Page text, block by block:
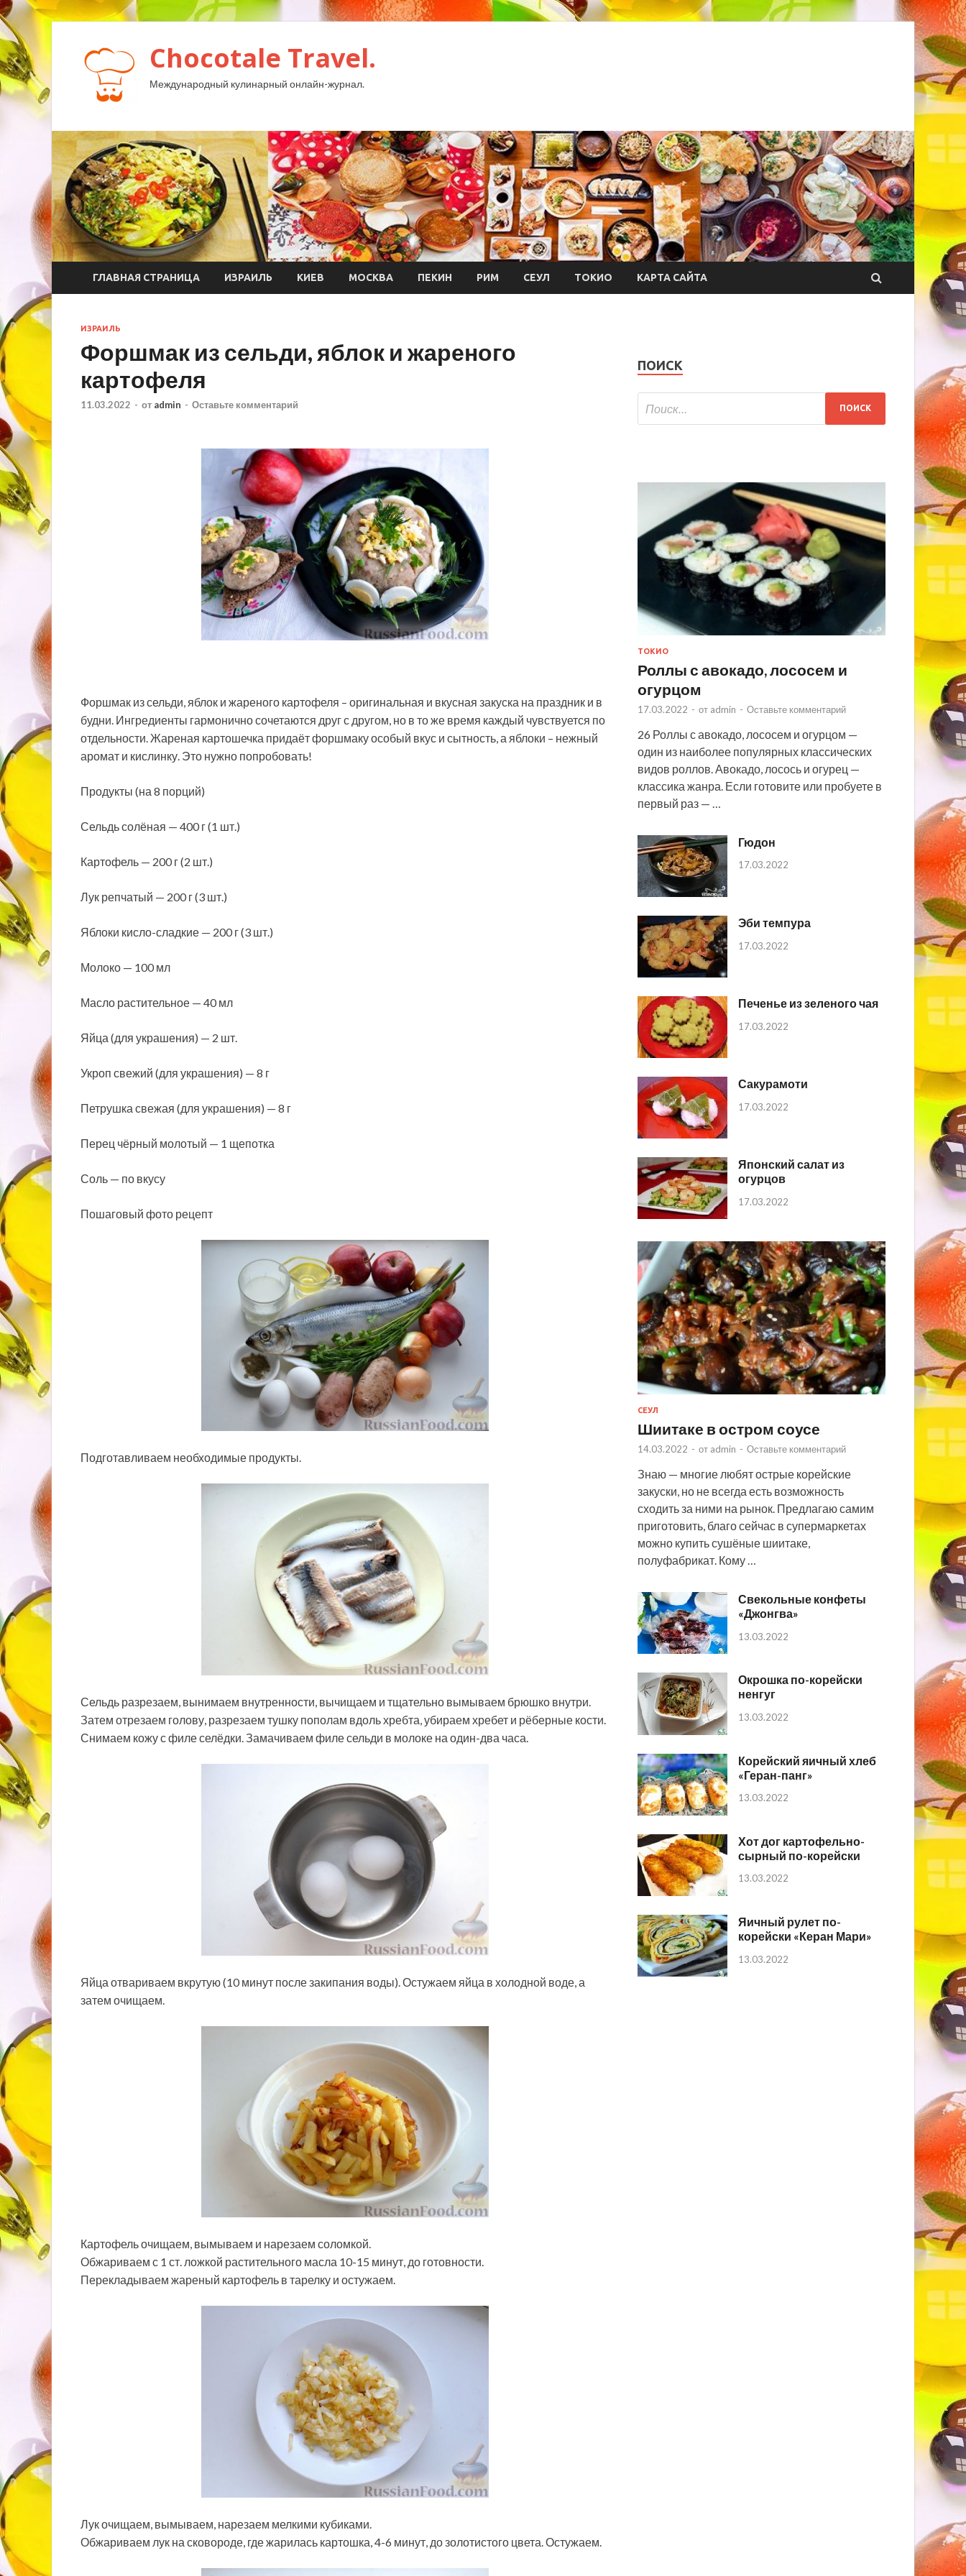
Chocotale Travel.
Международный кулинарный онлайн-журнал.
ГЛАВНАЯ СТРАНИЦА ИЗРАИЛЬ КИЕВ МОСКВА ПЕКИН РИМ СЕУЛ ТОКИО КАРТА САЙТА
ИЗРАИЛЬ
Форшмак из сельди, яблок и жареного
картофеля
11.03.2022 - от admin - Оставьте комментарий
Форшмак из сельди, яблок и жареного картофеля – оригинальная и вкусная закуска на праздник и в
будни. Ингредиенты гармонично сочетаются друг с другом, но в то же время каждый чувствуется по
отдельности. Жареная картошечка придаёт форшмаку особый вкус и сытность, а яблоки – нежный
аромат и кислинку. Это нужно попробовать!
Продукты (на 8 порций)
Сельдь солёная — 400 г (1 шт.)
Картофель — 200 г (2 шт.)
Лук репчатый — 200 г (3 шт.)
Яблоки кисло-сладкие — 200 г (3 шт.)
Молоко — 100 мл
Масло растительное — 40 мл
Яйца (для украшения) — 2 шт.
Укроп свежий (для украшения) — 8 г
Петрушка свежая (для украшения) — 8 г
Перец чёрный молотый — 1 щепотка
Соль — по вкусу
Пошаговый фото рецепт
Подготавливаем необходимые продукты.
Сельдь разрезаем, вынимаем внутренности, вычищаем и тщательно вымываем брюшко внутри.
Затем отрезаем голову, разрезаем тушку пополам вдоль хребта, убираем хребет и рёберные кости.
Снимаем кожу с филе селёдки. Замачиваем филе сельди в молоке на один-два часа.
Яйца отвариваем вкрутую (10 минут после закипания воды). Остужаем яйца в холодной воде, а
затем очищаем.
Картофель очищаем, вымываем и нарезаем соломкой.
Обжариваем с 1 ст. ложкой растительного масла 10-15 минут, до готовности.
Перекладываем жареный картофель в тарелку и остужаем.
Лук очищаем, вымываем, нарезаем мелкими кубиками.
Обжариваем лук на сковороде, где жарилась картошка, 4-6 минут, до золотистого цвета. Остужаем.
ПОИСК
ТОКИО
Роллы с авокадо, лососем и
огурцом
17.03.2022 - от admin - Оставьте комментарий
26 Роллы с авокадо, лососем и огурцом —
один из наиболее популярных классических
видов роллов. Авокадо, лосось и огурец —
классика жанра. Если готовите или пробуете в
первый раз — …
Гюдон
17.03.2022
Эби темпура
17.03.2022
Печенье из зеленого чая
17.03.2022
Сакурамоти
17.03.2022
Японский салат из
огурцов
17.03.2022
СЕУЛ
Шиитаке в остром соусе
14.03.2022 - от admin - Оставьте комментарий
Знаю — многие любят острые корейские
закуски, но не всегда есть возможность
сходить за ними на рынок. Предлагаю самим
приготовить, благо сейчас в супермаркетах
можно купить сушёные шиитаке,
полуфабрикат. Кому …
Свекольные конфеты
«Джонгва»
13.03.2022
Окрошка по-корейски
ненгуг
13.03.2022
Корейский яичный хлеб
«Геран-панг»
13.03.2022
Хот дог картофельно-
сырный по-корейски
13.03.2022
Яичный рулет по-
корейски «Керан Мари»
13.03.2022